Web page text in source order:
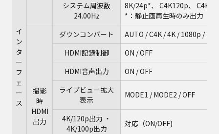
イ
ン
タ
ー
フ
ェ
ー
ス
システム周波数
24.00Hz
8K/24p*、 C4K120p、 C4K
*：静止画再生時のみ出力
撮影
時
HDMI
出力
ダウンコンバート
AUTO / C4K / 4K / 1080p /
HDMI記録制御
ON / OFF
HDMI音声出力
ON / OFF
ライブビュー拡大
表示
MODE1 / MODE2 / OFF
4K/120p出力 ・
4K/100p出力
対応（ON/OFF)